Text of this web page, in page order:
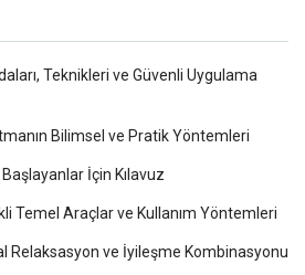
Teknikleri ve Güvenli Uygulama
Bilimsel ve Pratik Yöntemleri
Başlayanlar İçin Kılavuz
Temel Araçlar ve Kullanım Yöntemleri
Relaksasyon ve İyileşme Kombinasyonu